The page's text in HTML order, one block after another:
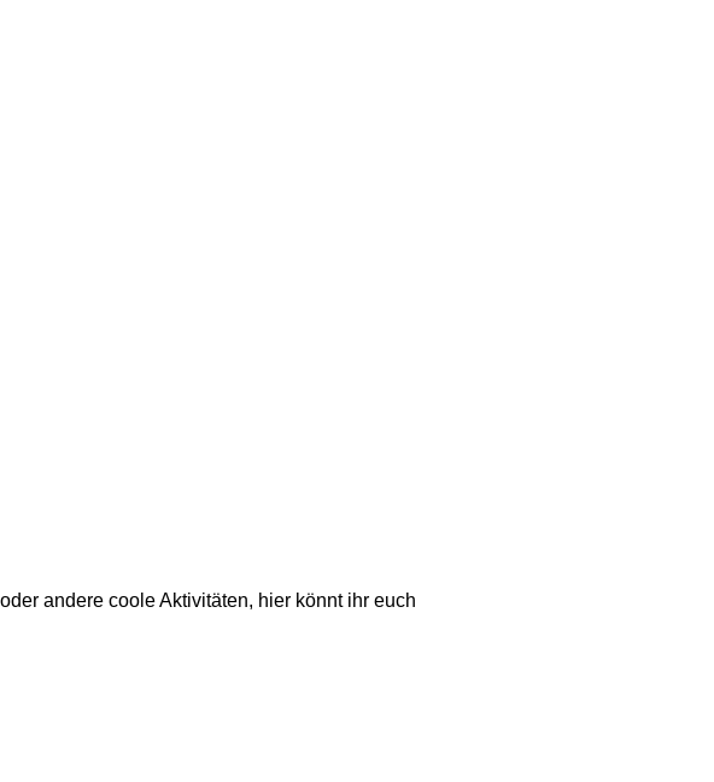
andere coole Aktivitäten, hier könnt ihr euch